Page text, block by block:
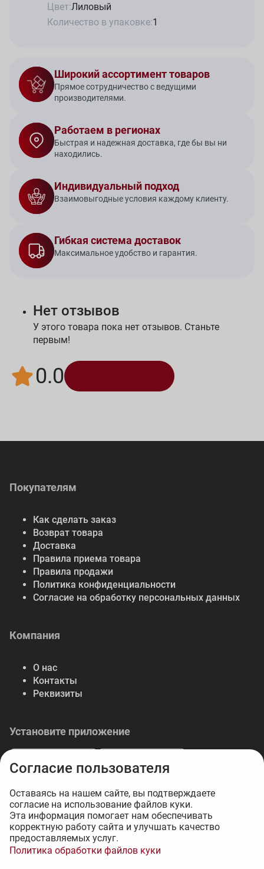
Цвет:Лиловый
Количество в упаковке:1
Широкий ассортимент товаров
Прямое сотрудничество с ведущими
производителями.
Работаем в регионах
Быстрая и надежная доставка, где бы вы ни
находились.
Индивидуальный подход
Взаимовыгодные условия каждому клиенту.
Гибкая система доставок
Максимальное удобство и гарантия.
Нет отзывов
У этого товара пока нет отзывов. Станьте
первым!
0.0
Покупателям
Как сделать заказ
Возврат товара
Доставка
Правила приема товара
Правила продажи
Политика конфиденциальности
Согласие на обработку персональных данных
Компания
О нас
Контакты
Реквизиты
Установите приложение
© 2026 Либерте — весь спектр отделочных
материалов.
Интернет-магазин на 1С-Битрикс - 34web
Согласие пользователя
Оставаясь на нашем сайте, вы подтверждаете
согласие на использование файлов куки.
Эта информация помогает нам обеспечивать
корректную работу сайта и улучшать качество
предоставляемых услуг.
Политика обработки файлов куки